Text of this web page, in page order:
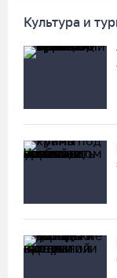
Культура и